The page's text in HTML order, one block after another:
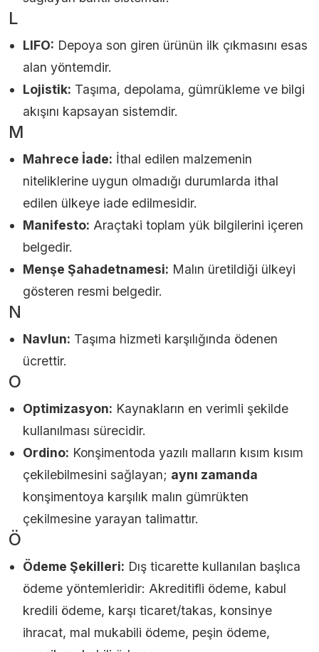
L
LIFO: Depoya son giren ürünün ilk çıkmasını esas
alan yöntemdir.
Lojistik: Taşıma, depolama, gümrükleme ve bilgi
akışını kapsayan sistemdir.
M
Mahrece İade: İthal edilen malzemenin
niteliklerine uygun olmadığı durumlarda ithal
edilen ülkeye iade edilmesidir.
Manifesto: Araçtaki toplam yük bilgilerini içeren
belgedir.
Menşe Şahadetnamesi: Malın üretildiği ülkeyi
gösteren resmi belgedir.
N
Navlun: Taşıma hizmeti karşılığında ödenen
ücrettir.
O
Optimizasyon: Kaynakların en verimli şekilde
kullanılması sürecidir.
Ordino: Konşimentoda yazılı malların kısım kısım
çekilebilmesini sağlayan; aynı zamanda
konşimentoya karşılık malın gümrükten
çekilmesine yarayan talimattır.
Ö
Ödeme Şekilleri: Dış ticarette kullanılan başlıca
ödeme yöntemleridir: Akreditifli ödeme, kabul
kredili ödeme, karşı ticaret/takas, konsinye
ihracat, mal mukabili ödeme, peşin ödeme,